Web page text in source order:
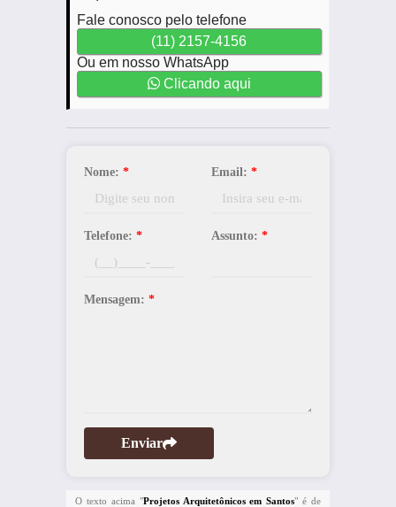
Fale conosco pelo telefone
(11) 2157-4156
Ou em nosso WhatsApp
Clicando aqui
Nome: * Email: *
Telefone: * Assunto: *
Mensagem: *
Enviar
O texto acima "Projetos Arquitetônicos em Santos" é de